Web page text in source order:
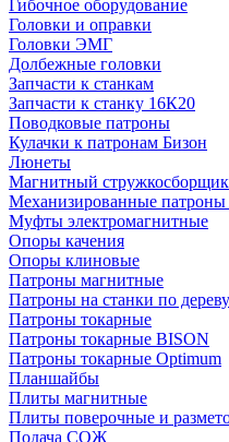
Гибочное оборудование
Головки и оправки
Головки ЭМГ
Долбежные головки
Запчасти к станкам
Запчасти к станку 16К20
Поводковые патроны
Кулачки к патронам Бизон
Люнеты
Магнитный
Механизированные патроны
Муфты электромагнитные
Опоры качения
Опоры клиновые
Патроны магнитные
Патроны на станки по дереву
Патроны токарные
Патроны токарные BISON
Патроны токарные Optimum
Планшайбы
Плиты магнитные
Плиты поверочные и
Подача СОЖ